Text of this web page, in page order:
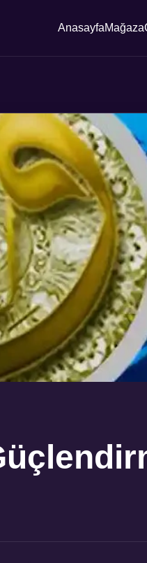
AnasayfaMağaza